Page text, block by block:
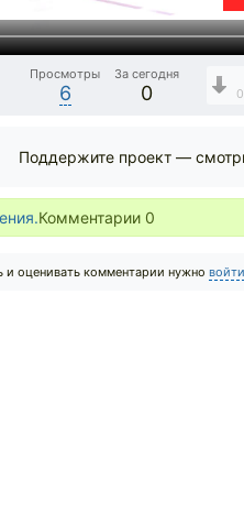
Просмотры
6
За сегодня
0 0
Поддержите проект —
Комментарии 0
и оценивать комментарии нужно войти